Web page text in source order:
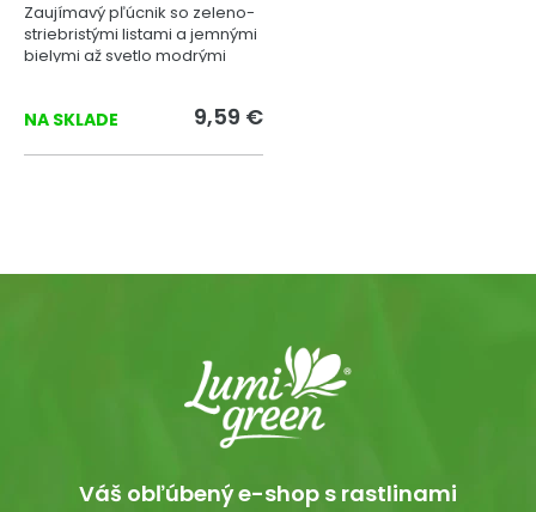
Zaujímavý pľúcnik so zeleno-
striebristými listami a jemnými
bielymi až svetlo modrými
NA SKLADE 9,59 €
Váš obľúbený e-shop s rastlinami